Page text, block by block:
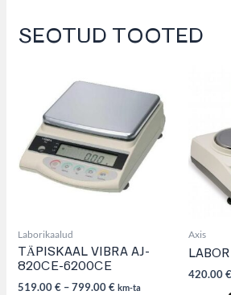
SEOTUD TOOTED
Laborikaalud
TÄPISKAAL VIBRA AJ-
820CE-6200CE
519.00€ –799.00€ km-ta
has
multiple
variants.
The
options
may
page
Axis
420.00€